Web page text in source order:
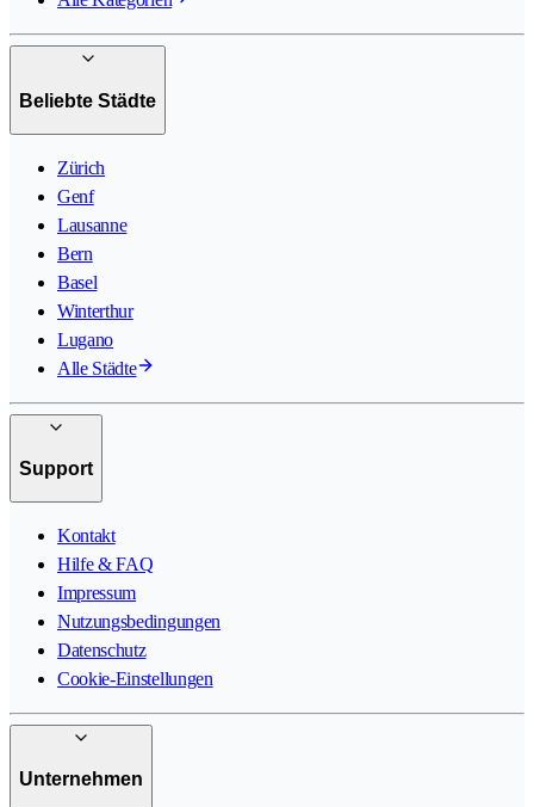
Beliebte Städte
Zürich
Genf
Lausanne
Bern
Basel
Winterthur
Lugano
Alle Städte
Support
Kontakt
Hilfe & FAQ
Impressum
Nutzungsbedingungen
Datenschutz
Cookie-Einstellungen
Unternehmen